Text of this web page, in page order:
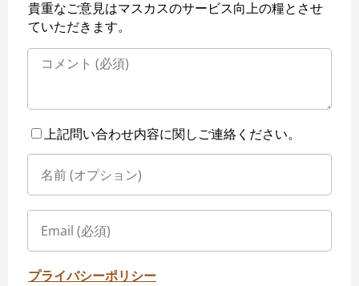
貴重なご意見はマスカスのサービス向上の糧とさせ
ていただきます。
上記問い合わせ内容に関しご連絡ください。
プライバシーポリシー